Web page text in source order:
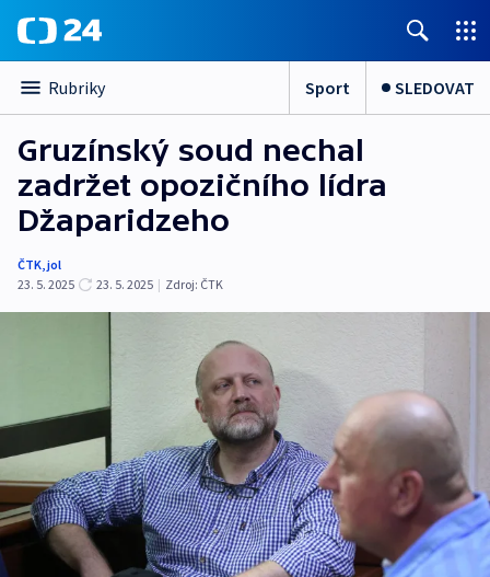
Rubriky Sport SLEDOVAT
Gruzínský soud nechal
zadržet opozičního lídra
Džaparidzeho
ČTK,jol
23. 5. 2025
23. 5. 2025 | Zdroj: ČTK